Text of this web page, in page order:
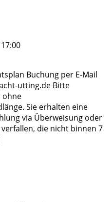
17:00
Buchung per E-Mail
utting.de Bitte
ohne
Sie erhalten eine
via Überweisung oder
die nicht binnen 7